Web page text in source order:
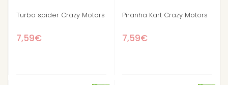
Turbo spider Crazy Motors
7,59€
Piranha Kart Crazy Motors
7,59€